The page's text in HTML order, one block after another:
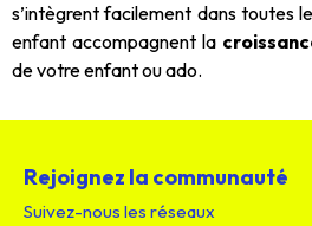
s’intègrent facilement dans toutes
enfant accompagnent la
de votre enfant ou ado.
Rejoignez la communauté
Suivez-nous les réseaux